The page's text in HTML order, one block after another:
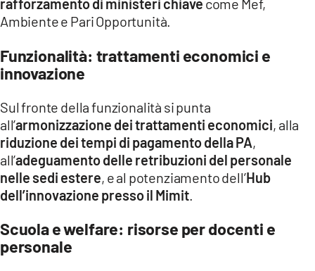
rafforzamento di ministeri chiave come Mef,
Ambiente e Pari Opportunità.
Funzionalità: trattamenti economici e
innovazione
Sul fronte della funzionalità si punta
all’armonizzazione dei trattamenti economici, alla
riduzione dei tempi di pagamento della PA,
all’adeguamento delle retribuzioni del personale
nelle sedi estere, e al potenziamento dell’Hub
dell’innovazione presso il Mimit.
Scuola e welfare: risorse per docenti e
personale